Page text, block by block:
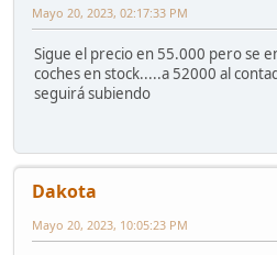
Mayo 20, 2023, 02:17:33 PM
Sigue el precio en 55.000 pero se
coches en stock.....a 52000 al
seguirá subiendo
Dakota
Mayo 20, 2023, 10:05:23 PM